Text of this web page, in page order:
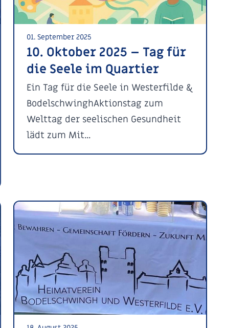
01. September 2025
10. Oktober 2025 – Tag für
die Seele im Quartier
Ein Tag für die Seele in Westerfilde &
BodelschwinghAktionstag zum
Welttag der seelischen Gesundheit
lädt zum Mit...